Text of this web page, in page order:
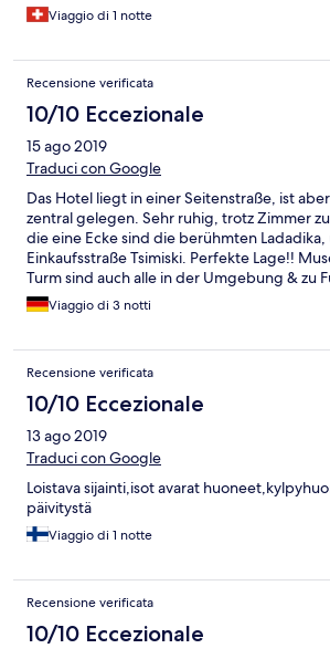
Viaggio di 1 notte
Recensione verificata
10/10 Eccezionale
15 ago 2019
Traduci con Google
Das Hotel liegt in einer Seitenstraße, ist
zentral gelegen. Sehr ruhig, trotz Zimmer
die eine Ecke sind die berühmten
Einkaufsstraße Tsimiski. Perfekte Lage!!
Turm sind auch alle in der Umgebung & zu
Frühstück war super! Lecker & reichlich! Wir
wieder!!!
Viaggio di 3 notti
Recensione verificata
10/10 Eccezionale
13 ago 2019
Traduci con Google
Loistava sijainti,isot avarat
päivitystä
Viaggio di 1 notte
Recensione verificata
10/10 Eccezionale